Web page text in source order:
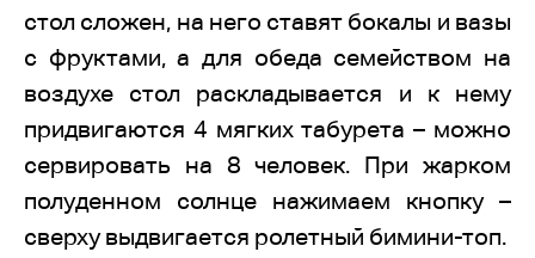
стол сложен, на него ставят бокалы и вазы
с фруктами, а для обеда семейством на
воздухе стол раскладывается и к нему
придвигаются 4 мягких табурета – можно
сервировать на 8 человек. При жарком
полуденном солнце нажимаем кнопку –
сверху выдвигается ролетный бимини-топ.